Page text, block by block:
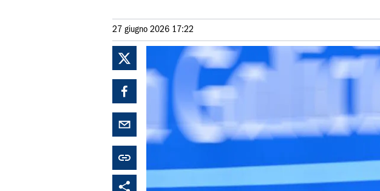
27 giugno 2026 17:22